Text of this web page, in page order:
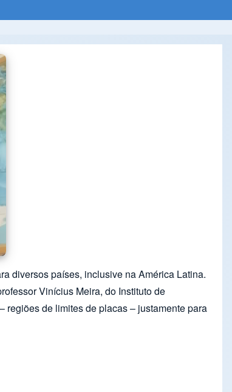
diversos países, inclusive na América Latina.
Vinícius Meira, do Instituto de
regiões de limites de placas – justamente para